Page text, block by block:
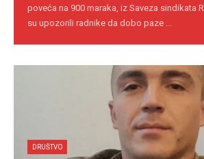
poveća na 900 maraka, iz Saveza sindikata
su upozorili radnike da dobo paze ...
DRUŠTVO